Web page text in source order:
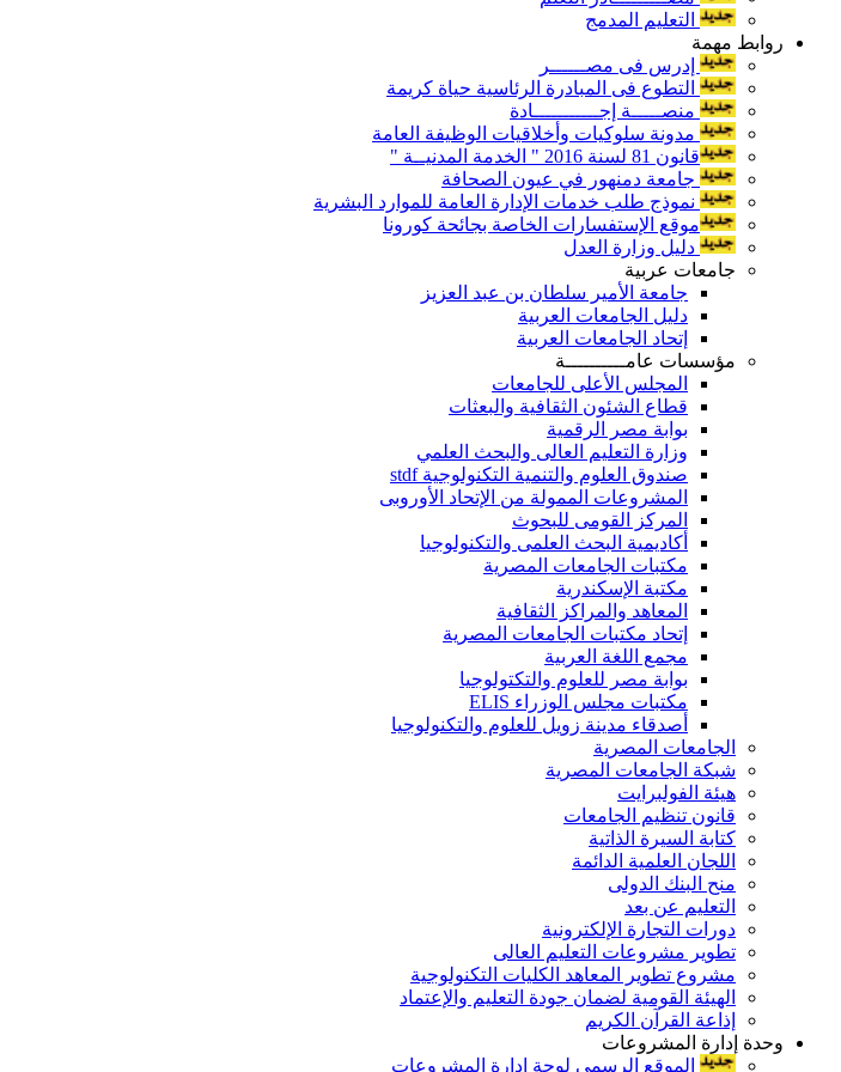
التعليم المدمج
روابط مهمة
إدرس فى مصــــــر
التطوع فى المبادرة الرئاسية حياة كريمة
منصـــــة إجـــــــــــادة
مدونة سلوكيات وأخلاقيات الوظيفة العامة
قانون 81 لسنة 2016 " الخدمة المدنيــة "
جامعة دمنهور في عيون الصحافة
نموذج طلب خدمات الإدارة العامة للموارد البشرية
موقع الإستفسارات الخاصة بجائحة كورونا
دليل وزارة العدل
جامعات عربية
جامعة الأمير سلطان بن عبد العزيز
دليل الجامعات العربية
إتحاد الجامعات العربية
مؤسسات عامــــــــــة
المجلس الأعلى للجامعات
قطاع الشئون الثقافية والبعثات
بوابة مصر الرقمية
وزارة التعليم العالى والبحث العلمي
صندوق العلوم والتنمية التكنولوجية stdf
المشروعات الممولة من الإتحاد الأوروبى
المركز القومى للبحوث
أكاديمية البحث العلمى والتكنولوجيا
مكتبات الجامعات المصرية
مكتبة الإسكندرية
المعاهد والمراكز الثقافية
إتحاد مكتبات الجامعات المصرية
مجمع اللغة العربية
بوابة مصر للعلوم والتكتولوجيا
مكتبات مجلس الوزراء ELIS
أصدقاء مدينة زويل للعلوم والتكنولوجيا
الجامعات المصرية
شبكة الجامعات المصرية
هيئة الفولبرايت
قانون تنظيم الجامعات
كتابة السيرة الذاتية
اللجان العلمية الدائمة
منح البنك الدولى
التعليم عن بعد
دورات التجارة الإلكترونية
تطوير مشروعات التعليم العالى
مشروع تطوير المعاهد الكليات التكنولوجية
الهيئة القومية لضمان جودة التعليم والإعتماد
إذاعة القرآن الكريم
وحدة إدارة المشروعات
الموقع الرسمى لوحة إدارة المشروعات